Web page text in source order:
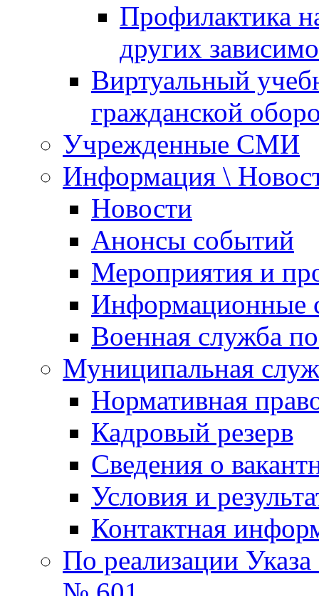
Профилактика
других
Виртуальный
гражданской
Учрежденные СМИ
Информация \
Новости
Анонсы событий
Мероприятия и
Информационные
Военная служба
Муниципальная
Нормативная
Кадровый резерв
Сведения о
Условия и
Контактная
По реализации